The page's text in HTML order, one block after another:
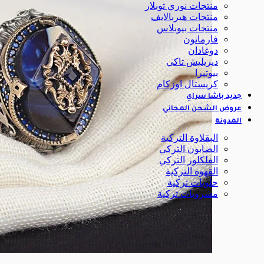
منتجات نوري توبلار
منتجات هيربالايف
منتجات بيوبلاس
فارماتون
دوغادان
ديريليش تاكي
بيوتيرا
كريستال اوزكام
جديد باشا سراي
عروض الشحن المجاني
المدونة
البقلاوة التركية
الصابون التركي
الفلكلور التركي
القهوة التركية
حلويات تركية
مشروبات تركية